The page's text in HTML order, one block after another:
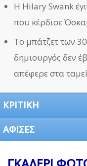
Η Hilary Swank
που κέρδισε
Το μπάτζετ των
δημιουργός δεν
απέφερε στα
ΚΡΙΤΙΚΗ
ΑΦΙΣΕΣ